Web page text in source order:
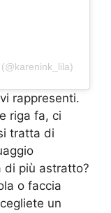
rappresenti.
riga fa, ci
tratta di
di più astratto?
o faccia
un